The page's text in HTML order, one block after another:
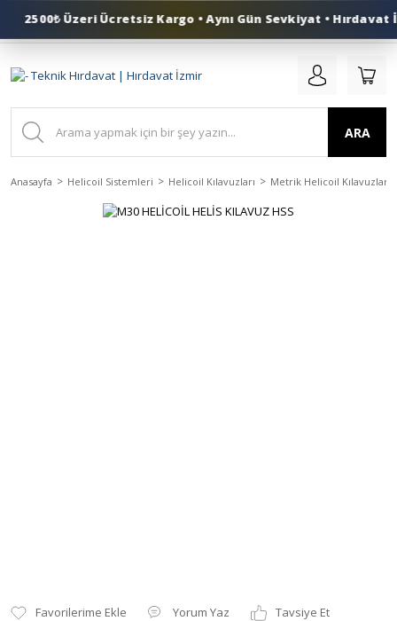
0 (553) 324 41 50
ARA
Anasayfa Helicoil Sistemleri Helicoil Kılavuzları Metrik Helicoil Kılavuzlar
Yorum Yaz
Tavsiye Et
2500₺ Üzeri Ücretsiz Kargo • Aynı Gün Sevkiyat • Hırdavat